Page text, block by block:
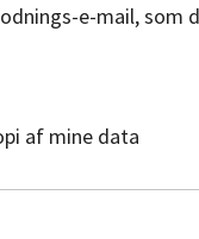
e-mail, som
af mine data